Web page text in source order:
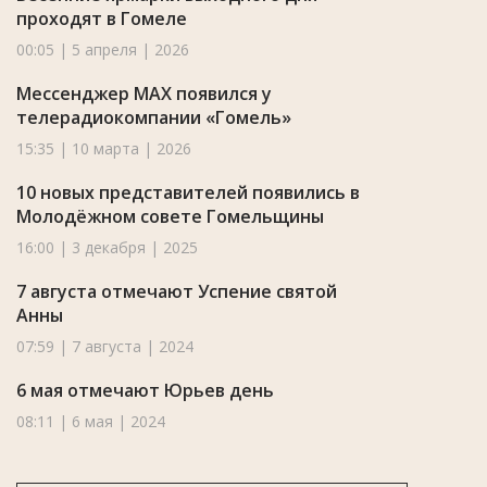
проходят в Гомеле
00:05 | 5 апреля | 2026
Мессенджер MAX появился у
телерадиокомпании «Гомель»
15:35 | 10 марта | 2026
10 новых представителей появились в
Молодёжном совете Гомельщины
16:00 | 3 декабря | 2025
7 августа отмечают Успение святой
Анны
07:59 | 7 августа | 2024
6 мая отмечают Юрьев день
08:11 | 6 мая | 2024